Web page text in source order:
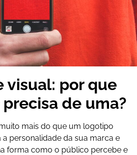
visual: por que
de uma?
mais do que um logotipo
a personalidade da sua marca e
forma como o público percebe e